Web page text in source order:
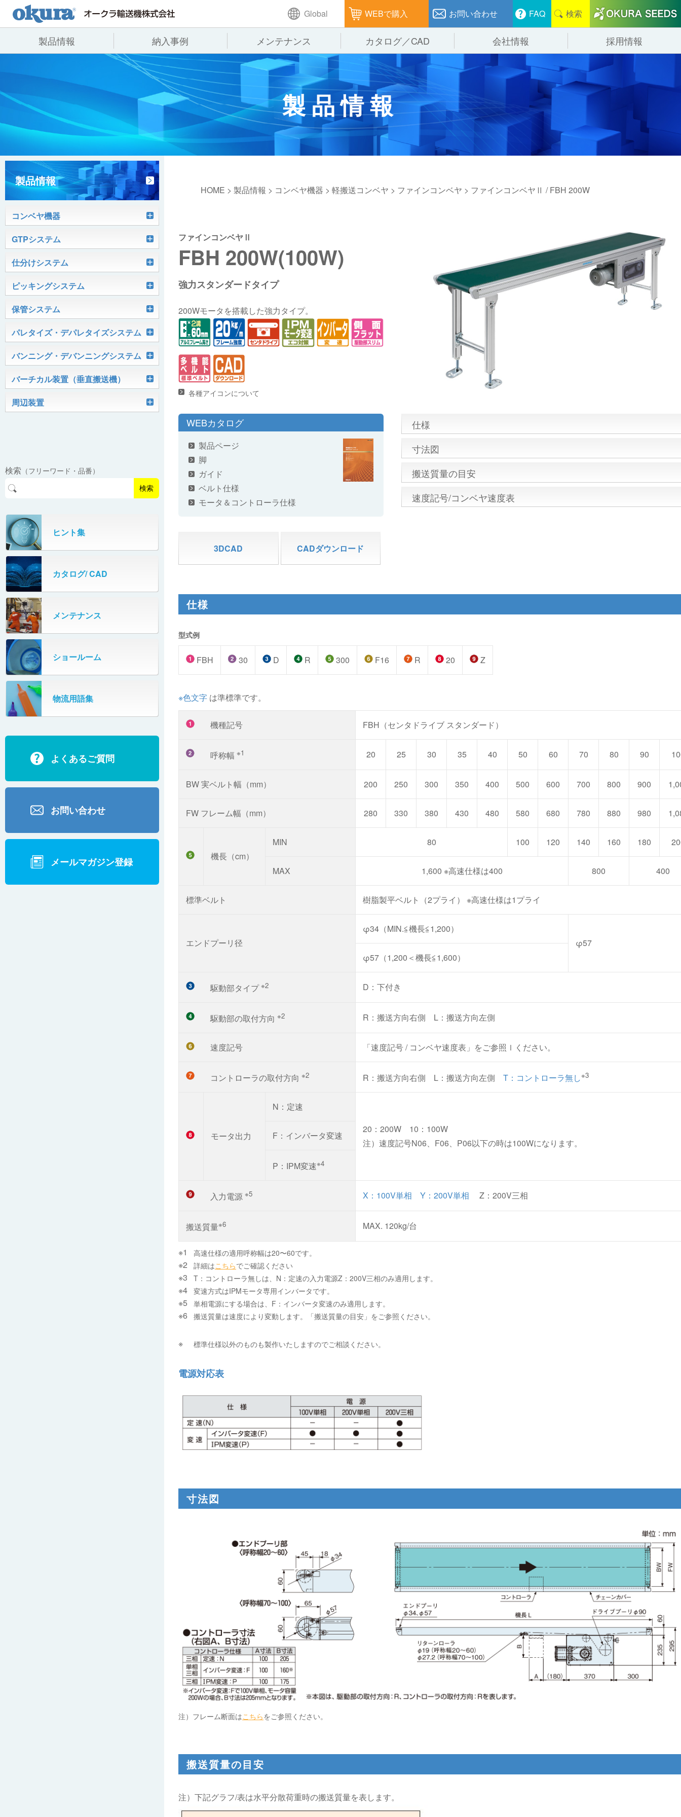
Global WEBで購入 お問い合わせ FAQ 検索
製品情報
製品情報
コンベヤ機器
コンベヤ機器を探す
用途から探す
ヒント集
GTPシステム 仕分けシステム
ピッキングシステム 保管システム
パレタイズ・デパレタイズシステム バンニング・デバンニングシステム
納入事例
納入事例
全業種 製造 物流
飲料 通販 食品
メンテナンス カタログ／CAD
会社情報
会社情報
代表あいさつ 企業理念 会社概要
事業所一覧 オークラグループ 事業紹介
沿革 オークラの取組み
採用情報
製品情報
製品情報
コンベヤ機器
軽搬送コンベヤ
ベルコンミニ
ファインコンベヤ
マグネット駆動コンベヤ
ジャブコン®
プラスチックベルトコンベヤ
オークラ キャリーライン®
ケース搬送コンベヤ
ユニコンV
ユニコンJr
クールコンベヤ®Ⅱ
チェーン駆動ローラコンベヤ
チェーン駆動ローラ単体
パレットコンベヤ
グラビティコンベヤ
ローラコンベヤ
ホイールコンベヤ
フリーカーブコンベヤ
モータローラ＆コンベヤ
モータローラ単体
モータローラコンベヤ
マテハン機器
オークラホッパー
ポータブルクレーン
OKベルコン（スタンダードタイプ）
生産終了品
GTPシステム
Skypod®（スカイポッド）
AGVシステム
OKURUN® /TW300
仕分けシステム
ユニソーター
ハイスピードソーター
ディスクソーター
アングルソーター
クロスベルトソーター（汎用タイプ）
ピッキングシステム
PTIシステム
ピカトルシリーズ
HASS（ハズ）シリーズ
ピックティーチャシステム
バラピッキングロボットシステム
保管システム
Quick Shuttle®
パレタイズ・デパレタイズシステム
ロボットパレタイザ
ロボットパレタイザAi1800Ⅱ-C
ロボットパレタイザAi1800Ⅱ
ビジョンパレタイズシステム
ビジョンデパレタイズシステム
PHC80L
ガントレーパレタイザ
PHC350・PHC330
PZC150・PZC110
DHC350
667
SR802
ECD500A・ECD800・ECD1500
ECD2700
BD200・BD1000
バンニング・デバンニングシステム
トラックローダ「TL-2P」
伸縮ベルトコンベヤ
バーチカル装置（垂直搬送機）
ミニパーフェ® / VCS-Z
パーフェクトベヤー® / PV（スチール
製）
パーフェクトベヤー® / AP（アルミ
タテコン® / TC
周辺装置
オリプナー
高速転換機
スタッカ&アンスタッカ
米袋自動投入装置
フローラック自動補充装置
牛乳パック自動投入装置
ターンコンベヤ
マルチレーンダイバータ®
カーゴタイザ
検索 （フリーワード・品番）
検索
ヒント集
カタログ/ CAD
メンテナンス
ショールーム
物流用語集
よくあるご質問
お問い合わせ
メールマガジン登録
HOME > 製品情報 > コンベヤ機器 > 軽搬送コンベヤ > ファインコンベヤ > ファインコンベヤⅡ / FBH 200W
ファインコンベヤⅡ
FBH 200W(100W)
強力スタンダードタイプ
200Wモータを搭載した強力タイプ。
各種アイコンについて
WEBカタログ
製品ページ
脚
ガイド
ベルト仕様
モータ＆コントローラ仕様
3DCAD CADダウンロード
仕様
寸法図
搬送質量の目安
速度記号/コンベヤ速度表
仕様
型式例
FBH 30 D R 300 F16 R 20 Z
※色文字 は準標準です。
機種記号 FBH（センタドライブ スタンダード）
呼称幅 ※1 20 25 30 35 40 50 60 70 80 90
BW 実ベルト幅（mm） 200 250 300 350 400 500 600 700 800 900
FW フレーム幅（mm） 280 330 380 430 480 580 680 780 880 980
機長（cm）
MIN 80 100 120 140 160 180
MAX 1,600 ※高速仕様は400 800 400
標準ベルト 樹脂製平ベルト（2プライ） ※高速仕様は1プライ
エンドプーリ径
φ34（MIN.≦機長≦1,200）
φ57
φ57（1,200＜機長≦1,600）
駆動部タイプ※2 D：下付き
駆動部の取付方向 ※2 R：搬送方向右側 L：搬送方向左側
速度記号 「速度記号 / コンベヤ速度表」をご参照ｌください。
コントローラの取付方向 ※2 R：搬送方向右側 L：搬送方向左側 T：コントローラ無し※3
モータ出力
N：定速
20：200W 10：100W
注）速度記号N06、F06、P06以下の時は100Wになります。
F：インバータ変速
P：IPM変速※4
入力電源 ※5 X：100V単相 Y：200V単相 Z：200V三相
搬送質量※6 MAX. 120kg/台
高速仕様の適用呼称幅は20〜60です。
詳細はこちらでご確認ください
T：コントローラ無しは、N：定速の入力電源Z：200V三相のみ適用します。
変速方式はIPMモータ専用インバータです。
単相電源にする場合は、F：インバータ変速のみ適用します。
搬送質量は速度により変動します。「搬送質量の目安」をご参照ください。
標準仕様以外のものも製作いたしますのでご相談ください。
電源対応表
寸法図
注）フレーム断面はこちらをご参照ください。
搬送質量の目安
注）下記グラフ/表は水平分散荷重時の搬送質量を表します。